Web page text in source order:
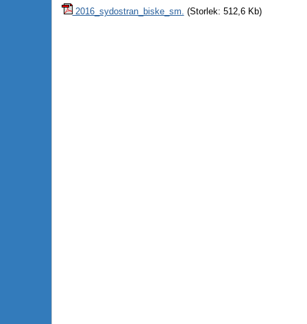
2016_sydostran_biske_sm. (Storlek: 512,6 Kb)